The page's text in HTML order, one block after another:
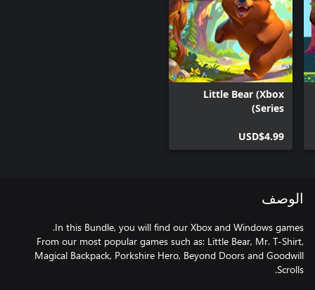
Little Bear (Xbox
Series)
USD$4.99
الوصف
From our most popular games such as: Little Bear, Mr. T-Shirt,
Magical Backpack, Porkshire Hero, Beyond Doors and Goodwill